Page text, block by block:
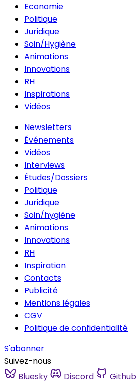
Economie
Politique
Juridique
Soin/Hygiène
Animations
Innovations
RH
Inspirations
Vidéos
Newsletters
Événements
Vidéos
Interviews
Études/Dossiers
Politique
Juridique
Soin/hygiène
Animations
Innovations
RH
Inspiration
Contacts
Publicité
Mentions légales
CGV
Politique de confidentialité
S'abonner
Suivez-nous
Bluesky
Discord Github